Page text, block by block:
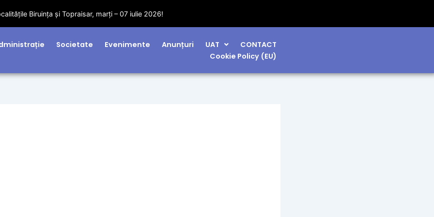
Biruința și Topraisar, marți – 07 iulie 2026!
Societate Evenimente Anunțuri UAT
CONTACT
Cookie Policy (EU)